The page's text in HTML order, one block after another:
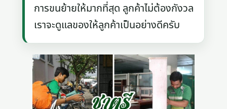
การขนย้ายให้มากที่สุด ลูกค้าไม่ต้องกังวล
เราจะดูแลของให้ลูกค้าเป็นอย่างดีครับ